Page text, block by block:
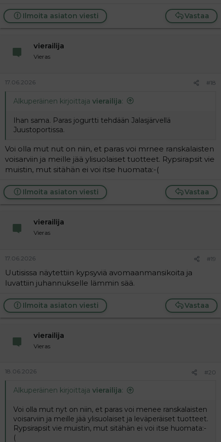
Vastaa
Ilmoita asiaton viesti
vierailija
Vieras
17.06.2026 #18
Alkuperäinen kirjoittaja vierailija:
Ihan sama. Paras jogurtti tehdään Jalasjärvellä
Juustoportissa.
Voi olla mut nut on niin, et paras voi mrnee ranskalaisten
voisarviin ja meille jää ylisuolaiset tuotteet. Rypsirapsit vie
muistin, mut sitähän ei voi itse huomata:-(
Vastaa
Ilmoita asiaton viesti
vierailija
Vieras
17.06.2026 #19
Uutisissa näytettiin kypsyviä avomaanmansikoita ja
luvattiin juhannukselle lämmin sää.
Vastaa
Ilmoita asiaton viesti
vierailija
Vieras
18.06.2026 #20
Alkuperäinen kirjoittaja vierailija:
Voi olla mut nyt on niin, et paras voi menee ranskalaisten
voisarviin ja meille jää ylisuolaiset ja leväperäiset tuotteet.
Rypsirapsit vie muistin, mut sitähän ei voi itse huomata:-
(